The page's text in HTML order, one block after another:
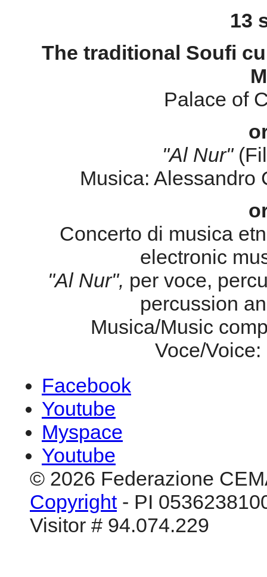
13
The traditional Soufi
Palace of
"Al Nur"
Musica: Alessandro
Concerto di musica
electronic
"Al Nur", per voce,
percussion
Musica/Music
Voce/
Facebook
Youtube
Myspace
Youtube
© 2026 Federazione
Copyright- PI
Visitor # 94.074.229